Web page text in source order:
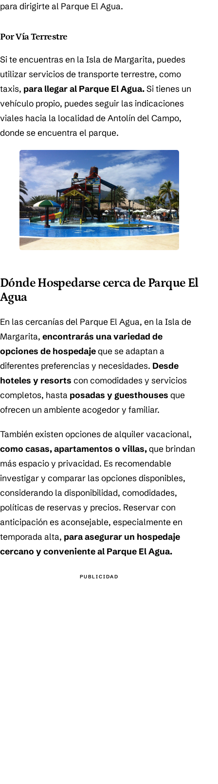
para dirigirte al Parque El Agua.
Por Vía Terrestre
Si te encuentras en la Isla de Margarita, puedes
utilizar servicios de transporte terrestre, como
taxis, para llegar al Parque El Agua.Si tienes un
vehículo propio, puedes seguir las indicaciones
viales hacia la localidad de Antolín del Campo,
donde se encuentra el parque.
Dónde Hospedarse cerca de Parque El
Agua
En las cercanías del Parque El Agua, en la Isla de
Margarita, encontrarás una variedad de
opciones de hospedajeque se adaptan a
diferentes preferencias y necesidades. Desde
hoteles y resorts con comodidades y servicios
completos, hasta posadas y guesthouses que
ofrecen un ambiente acogedor y familiar.
También existen opciones de alquiler vacacional,
como casas, apartamentos o villas,que brindan
más espacio y privacidad. Es recomendable
investigar y comparar las opciones disponibles,
considerando la disponibilidad, comodidades,
políticas de reservas y precios. Reservar con
anticipación es aconsejable, especialmente en
temporada alta, para asegurar un hospedaje
cercano y conveniente al Parque El Agua.
PUBLICIDAD